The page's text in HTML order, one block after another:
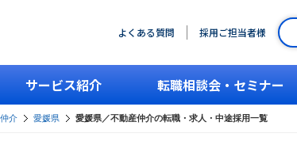
よくある質問 採用ご担当者様
サービス紹介 転職相談会・セミナー
介 愛媛県 愛媛県／不動産仲介の転職・求人・中途採用一覧